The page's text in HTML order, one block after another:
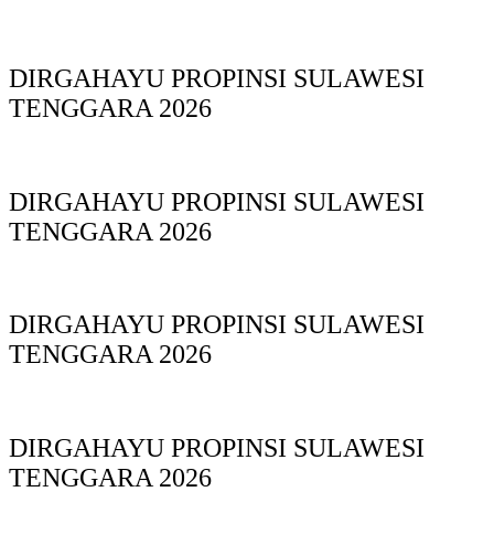
DIRGAHAYU PROPINSI SULAWESI
TENGGARA 2026
DIRGAHAYU PROPINSI SULAWESI
TENGGARA 2026
DIRGAHAYU PROPINSI SULAWESI
TENGGARA 2026
DIRGAHAYU PROPINSI SULAWESI
TENGGARA 2026